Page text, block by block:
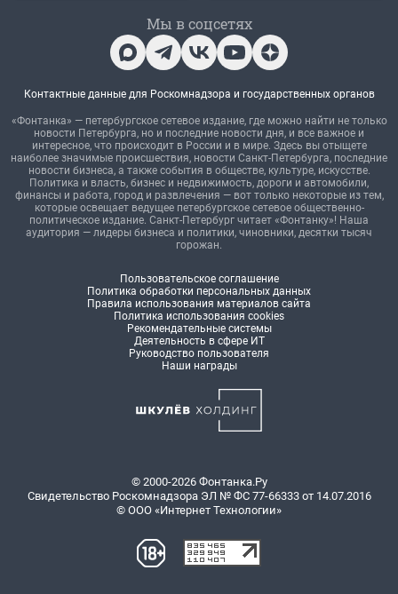
Мы в соцсетях
Контактные данные для Роскомнадзора и государственных органов
«Фонтанка» — петербургское сетевое издание, где можно найти не только
новости Петербурга, но и последние новости дня, и все важное и
интересное, что происходит в России и в мире. Здесь вы отыщете
наиболее значимые происшествия, новости Санкт-Петербурга, последние
новости бизнеса, а также события в обществе, культуре, искусстве.
Политика и власть, бизнес и недвижимость, дороги и автомобили,
финансы и работа, город и развлечения — вот только некоторые из тем,
которые освещает ведущее петербургское сетевое общественно-
политическое издание. Санкт-Петербург читает «Фонтанку»! Наша
аудитория — лидеры бизнеса и политики, чиновники, десятки тысяч
горожан.
Пользовательское соглашение
Политика обработки персональных данных
Правила использования материалов сайта
Политика использования cookies
Рекомендательные системы
Деятельность в сфере ИТ
Руководство пользователя
Наши награды
© 2000-2026 Фонтанка.Ру
Свидетельство Роскомнадзора ЭЛ № ФС 77-66333 от 14.07.2016
© ООО «Интернет Технологии»